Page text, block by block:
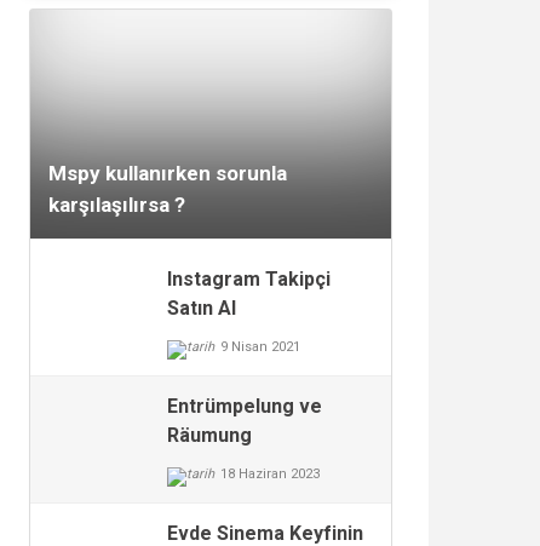
Mspy kullanırken sorunla
karşılaşılırsa ?
Instagram Takipçi
Satın Al
9 Nisan 2021
Entrümpelung ve
Räumung
18 Haziran 2023
Evde Sinema Keyfinin